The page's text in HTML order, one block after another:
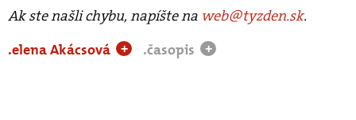
Ak ste našli chybu, napíšte na web@tyzden.sk.
.elena Akácsová
+ .časopis +